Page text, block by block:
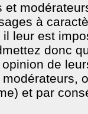
et
à
leur est
donc
de
et par